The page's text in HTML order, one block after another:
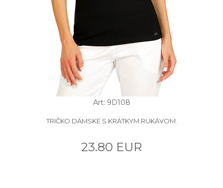
Art: 9D108
TRIČKO DÁMSKE S KRÁTKYM RUKÁVOM.
23.80 EUR